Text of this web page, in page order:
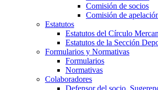
Comisión de socios
Comisión de
Estatutos
Estatutos del Círculo
Estatutos de la Sección
Formularios y Normativas
Formularios
Normativas
Colaboradores
Defensor del socio.